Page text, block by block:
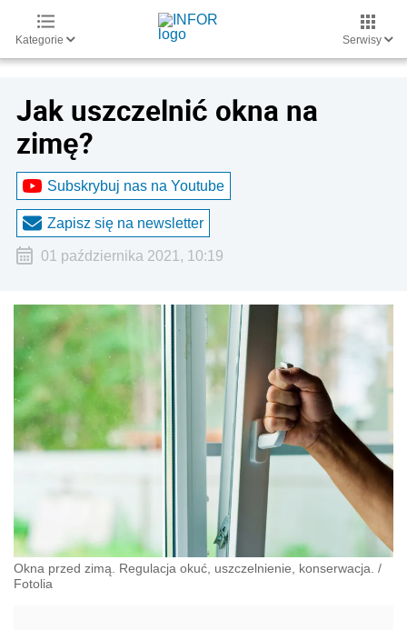
Kategorie Serwisy
Jak uszczelnić okna na
zimę?
Subskrybuj nas na Youtube
Zapisz się na newsletter
01 października 2021, 10:19
Okna przed zimą. Regulacja okuć, uszczelnienie, konserwacja. /
Fotolia